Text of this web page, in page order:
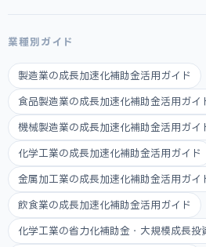
業種別ガイド
製造業の成長加速化補助金活用ガイド
食品製造業の成長加速化補助金活用ガイ
機械製造業の成長加速化補助金活用ガイ
化学工業の成長加速化補助金活用ガイド
金属加工業の成長加速化補助金活用ガイ
飲食業の成長加速化補助金活用ガイド
化学工業の省力化補助金・大規模成長投